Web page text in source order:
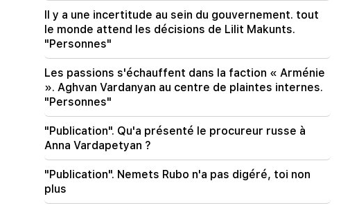
Il y a une incertitude au sein du gouvernement. tout
le monde attend les décisions de Lilit Makunts.
"Personnes"
Les passions s'échauffent dans la faction « Arménie
». Aghvan Vardanyan au centre de plaintes internes.
"Personnes"
"Publication". Qu'a présenté le procureur russe à
Anna Vardapetyan ?
"Publication". Nemets Rubo n'a pas digéré, toi non
plus